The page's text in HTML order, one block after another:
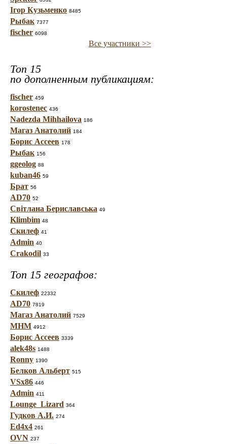
Ігор Кузьменко 8485
Рыбак 7377
fischer 6098
Все участники >>
Топ 15
по дополненным публикациям:
fischer 459
korostenec 436
Nadezda Mihhailova 186
Магаз Анатолий 184
Борис Ассеев 178
Рыбак 156
ggeolog 88
kuban46 59
Брат 56
AD70 52
Світлана Бериславська 49
Klimbim 48
Скилеф 41
Admin 40
Crakodil 33
Топ 15 географов:
Скилеф 22332
AD70 7819
Магаз Анатолий 7529
МНМ 4912
Борис Ассеев 3339
alek48s 1488
Ronny 1390
Белков Альберт 515
VSx86 446
Admin 411
Lounge_Lizard 364
Гудков А.И. 274
Ed4x4 261
OVN 237